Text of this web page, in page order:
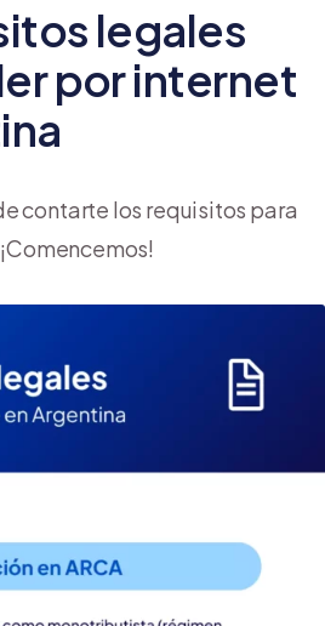
legales
por internet
contarte los requisitos para